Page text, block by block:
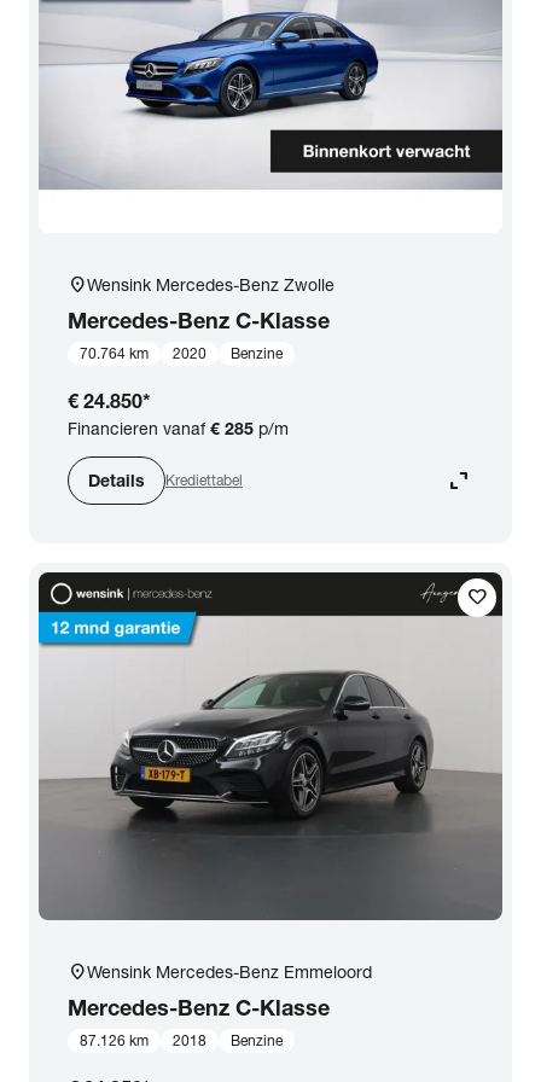
BTW (aftrekbaar) / Marge (BTW niet aftrekbaar)
Merk & Model
Mercedes-Benz close
Prijs
Bouwjaar
Staat van de auto
Brandstof
Transmissie
Opties
Carrosserie
Basiskleur
location_onWensink Mercedes-Benz Zwolle
Mercedes-Benz C-Klasse
70.764 km 2020 Benzine
€ 24.850*
Financieren vanaf€ 285 p/m
Details Krediettabel expand_content
favorite
location_onWensink Mercedes-Benz Emmeloord
Mercedes-Benz C-Klasse
87.126 km 2018 Benzine